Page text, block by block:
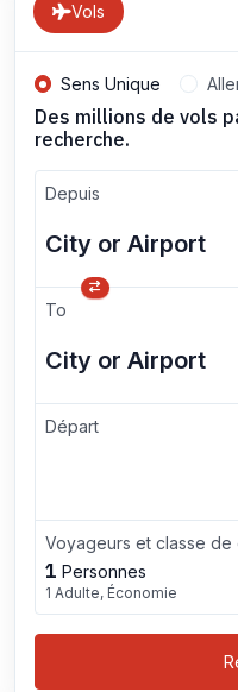
Vols
Sens Unique
Des millions de vols
recherche.
Depuis
To
Départ
Voyageurs et classe de
1 Personnes
1 Adulte, Économie